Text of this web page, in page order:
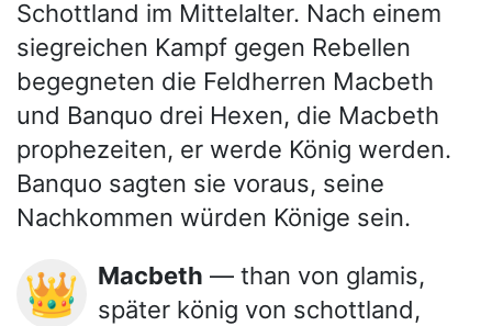
Schottland im Mittelalter. Nach einem
siegreichen Kampf gegen Rebellen
begegneten die Feldherren Macbeth
und Banquo drei Hexen, die Macbeth
prophezeiten, er werde König werden.
Banquo sagten sie voraus, seine
Nachkommen würden Könige sein.
👑 Macbeth — than von glamis,
später könig von schottland,